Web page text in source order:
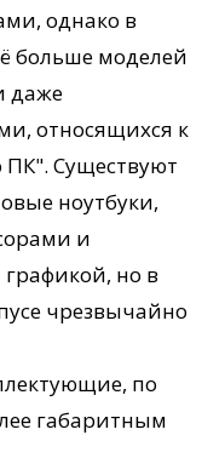
однако в
больше моделей
даже
относящихся к
ПК". Существуют
ноутбуки,
и
но в
чрезвычайно
по
габаритным